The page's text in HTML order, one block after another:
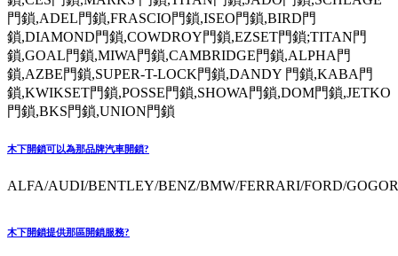
門鎖,ADEL門鎖,FRASCIO門鎖,ISEO門鎖,BIRD門
鎖,DIAMOND門鎖,COWDROY門鎖,EZSET門鎖;TITAN門
鎖,GOAL門鎖,MIWA門鎖,CAMBRIDGE門鎖,ALPHA門
鎖,AZBE門鎖,SUPER-T-LOCK門鎖,DANDY 門鎖,KABA門
鎖,KWIKSET門鎖,POSSE門鎖,SHOWA門鎖,DOM門鎖,JETKO
門鎖,BKS門鎖,UNION門鎖
木下開鎖可以為那品牌汽車開鎖?
ALFA/AUDI/BENTLEY/BENZ/BMW/FERRARI/FORD/
木下開鎖提供那區開鎖服務?